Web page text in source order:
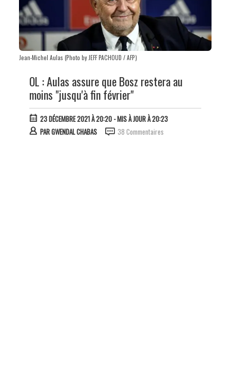
Jean-Michel Aulas (Photo by JEFF PACHOUD / AFP)
OL : Aulas assure que Bosz restera au
moins "jusqu'à fin février"
23 DÉCEMBRE 2021 À 20:20- MIS À JOUR À 20:23
PARGWENDAL CHABAS 38 Commentaires